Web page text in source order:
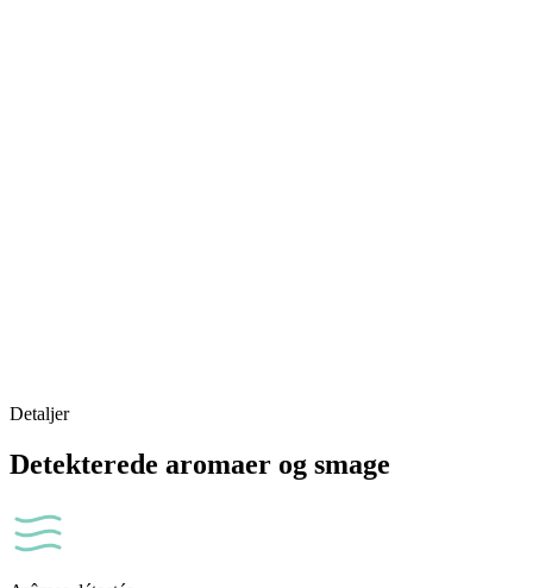
Detaljer
Detekterede aromaer og smage